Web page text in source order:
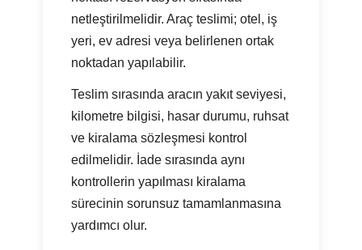
netleştirilmelidir. Araç teslimi; otel, iş
yeri, ev adresi veya belirlenen ortak
noktadan yapılabilir.
Teslim sırasında aracın yakıt seviyesi,
kilometre bilgisi, hasar durumu, ruhsat
ve kiralama sözleşmesi kontrol
edilmelidir. İade sırasında aynı
kontrollerin yapılması kiralama
sürecinin sorunsuz tamamlanmasına
yardımcı olur.